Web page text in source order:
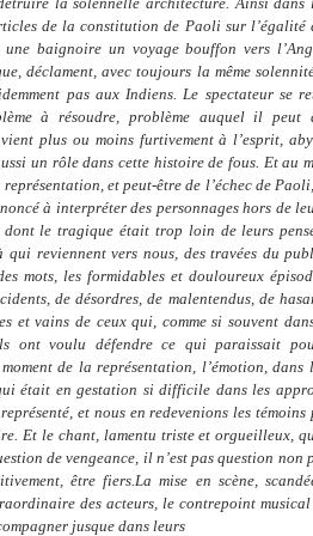
de la constitution de Paoli sur l’égalité
baignoire un voyage bouffon vers
déclament, avec toujours la même
pas aux Indiens. Le spectateur se
à résoudre, problème auquel il peut
plus ou moins furtivement à l’esprit,
un rôle dans cette histoire de fous. Et au
représentation, et peut-être de l’échec de
à interpréter des personnages hors de
dont le tragique était trop loin de leurs
qui reviennent vers nous, des travées du
mots, les formidables et douloureux
de désordres, de malentendus, de
et vains de ceux qui, comme si souvent
ont voulu défendre ce qui paraissait
de la représentation, l’émotion,
était en gestation si difficile dans les
et nous en redevenions les
Et le chant, lamentu triste et orgueilleux,
de vengeance, il n’est pas question
être fiers.La mise en scène,
des acteurs, le contrepoint musical
jusque dans leurs